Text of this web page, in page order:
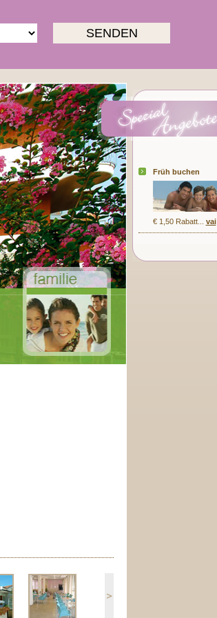
Früh buchen
€ 1,50 Rabatt... vai
SENDEN